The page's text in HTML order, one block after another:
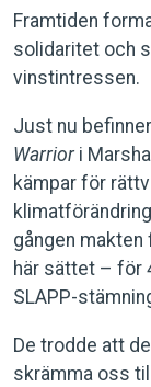
Framtiden
solidaritet och
vinstintressen.
Just nu
Warriori
kämpar för
gången
här sättet – för
SLAPP-
De trodde att
skrämma oss